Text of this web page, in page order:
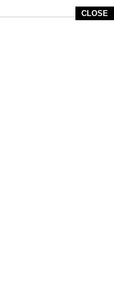
CLOSE